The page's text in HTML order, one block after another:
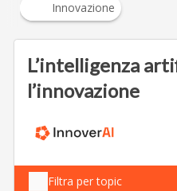
Innovazione
L’intelligenza
l’innovazione
Filtra per topic